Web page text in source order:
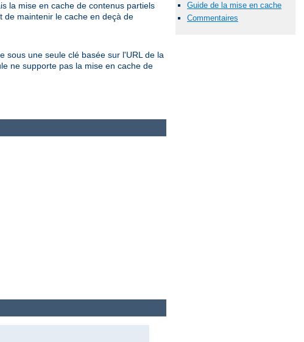
la mise en cache de contenus partiels
de maintenir le cache en deçà de
sous une seule clé basée sur l'URL de la
ne supporte pas la mise en cache de
Guide de la mise en cache
Commentaires